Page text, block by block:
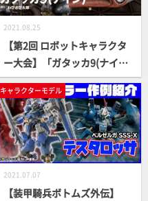
2021.08.25
【第2回 ロボットキャラクタ
ー大会】「ガタッカ9(ナイ
ン)」【月刊ホビージャパン10
月号】
キャラクターモデル
2021.07.07
【装甲騎兵ボトムズ外伝】